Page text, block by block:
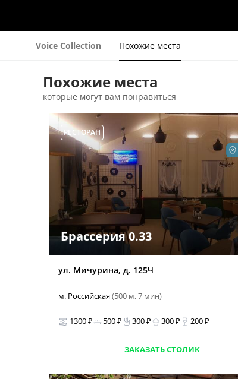
Voice Collection Похожие места
Похожие места
которые могут вам понравиться
РЕСТОРАН
Брассерия 0.33
ул. Мичурина, д. 125Ч
м. Российская(500 м, 7 мин)
1300 ₽ 500 ₽ 300 ₽ 300 ₽ 200 ₽
ЗАКАЗАТЬ СТОЛИК